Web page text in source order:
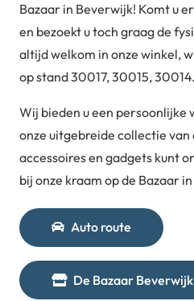
Bazaar in Beverwijk! Komt u
en bezoekt u toch graag de
altijd welkom in onze winkel,
op stand 30017, 30015, 30014.
Wij bieden u een persoonlijke
onze uitgebreide collectie
accessoires en gadgets kunt
bij onze kraam op de Bazaar
Auto route
De Bazaar